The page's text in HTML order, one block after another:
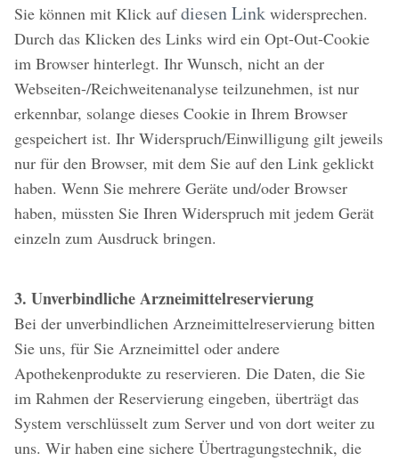
Sie können mit Klick aufdiesen Link widersprechen.
Durch das Klicken des Links wird ein Opt-Out-Cookie
im Browser hinterlegt. Ihr Wunsch, nicht an der
Webseiten-/Reichweitenanalyse teilzunehmen, ist nur
erkennbar, solange dieses Cookie in Ihrem Browser
gespeichert ist. Ihr Widerspruch/Einwilligung gilt jeweils
nur für den Browser, mit dem Sie auf den Link geklickt
haben. Wenn Sie mehrere Geräte und/oder Browser
haben, müssten Sie Ihren Widerspruch mit jedem Gerät
einzeln zum Ausdruck bringen.
3. Unverbindliche Arzneimittelreservierung
Bei der unverbindlichen Arzneimittelreservierung bitten
Sie uns, für Sie Arzneimittel oder andere
Apothekenprodukte zu reservieren. Die Daten, die Sie
im Rahmen der Reservierung eingeben, überträgt das
System verschlüsselt zum Server und von dort weiter zu
uns. Wir haben eine sichere Übertragungstechnik, die